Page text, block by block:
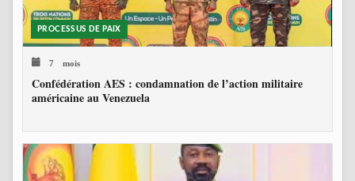
PROCESSUS DE PAIX
7 mois
Confédération AES : condamnation de l’action militaire
américaine au Venezuela